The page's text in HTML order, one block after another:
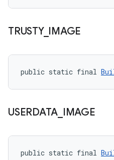
TRUSTY_ IMAGE
public static final
USERDATA IMAGE
public static final